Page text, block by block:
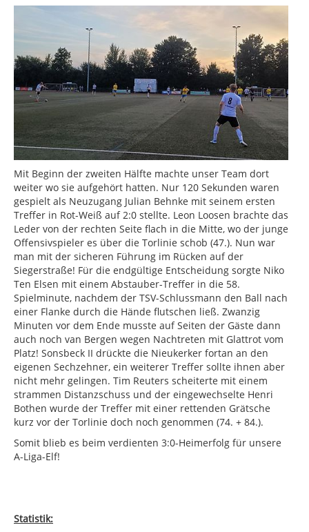
Mit Beginn der zweiten Hälfte machte unser Team dort
weiter wo sie aufgehört hatten. Nur 120 Sekunden waren
gespielt als Neuzugang Julian Behnke mit seinem ersten
Treffer in Rot-Weiß auf 2:0 stellte. Leon Loosen brachte das
Leder von der rechten Seite flach in die Mitte, wo der junge
Offensivspieler es über die Torlinie schob (47.). Nun war
man mit der sicheren Führung im Rücken auf der
Siegerstraße! Für die endgültige Entscheidung sorgte Niko
Ten Elsen mit einem Abstauber-Treffer in die 58.
Spielminute, nachdem der TSV-Schlussmann den Ball nach
einer Flanke durch die Hände flutschen ließ. Zwanzig
Minuten vor dem Ende musste auf Seiten der Gäste dann
auch noch van Bergen wegen Nachtreten mit Glattrot vom
Platz! Sonsbeck II drückte die Nieukerker fortan an den
eigenen Sechzehner, ein weiterer Treffer sollte ihnen aber
nicht mehr gelingen. Tim Reuters scheiterte mit einem
strammen Distanzschuss und der eingewechselte Henri
Bothen wurde der Treffer mit einer rettenden Grätsche
kurz vor der Torlinie doch noch genommen (74. + 84.).
Somit blieb es beim verdienten 3:0-Heimerfolg für unsere
A-Liga-Elf!
Statistik: